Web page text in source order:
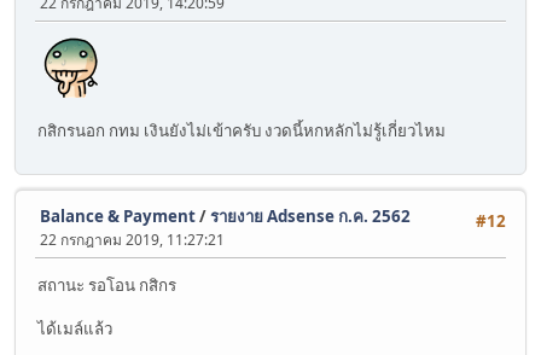
กสิกรนอก กทม เงินยังไม่เข้าครับ งวดนี้หกหลักไม่รู้เกี่ยวไหม
#12
Balance & Payment/รายงาย Adsense ก.ค. 2562
22 กรกฎาคม 2019, 11:27:21
สถานะ รอโอน กสิกร
ได้เมล์แล้ว